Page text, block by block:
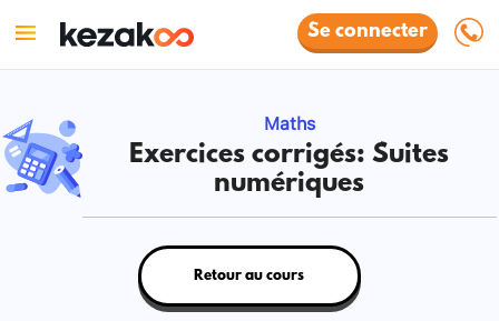
Se connecter
Maths
Exercices corrigés: Suites
numériques
Retour au cours